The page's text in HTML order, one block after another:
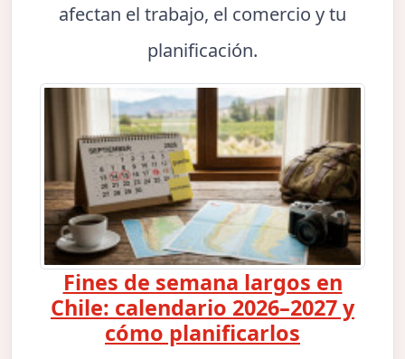
afectan el trabajo, el comercio y tu
planificación.
Fines de semana largos en
Chile: calendario 2026–2027 y
cómo planificarlos